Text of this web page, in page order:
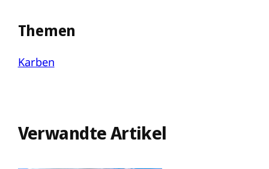
Themen
Karben
Verwandte Artikel